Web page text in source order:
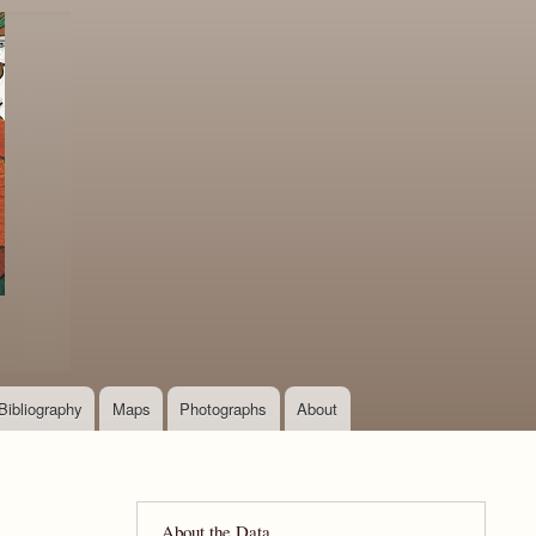
Bibliography Maps Photographs About